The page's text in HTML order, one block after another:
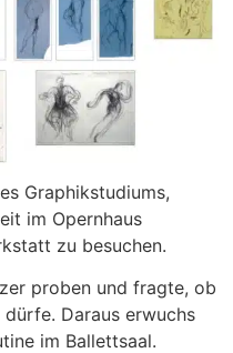
Graphikstudiums,
im Opernhaus
zu besuchen.
proben und fragte, ob
Daraus erwuchs
im Ballettsaal.